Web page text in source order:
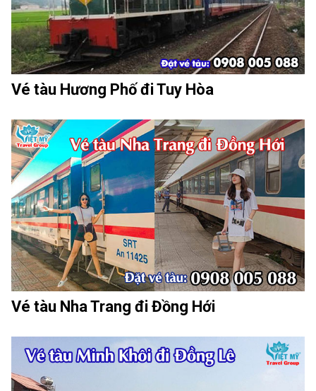
Vé tàu Hương Phố đi Tuy Hòa
Vé tàu Nha Trang đi Đồng Hới